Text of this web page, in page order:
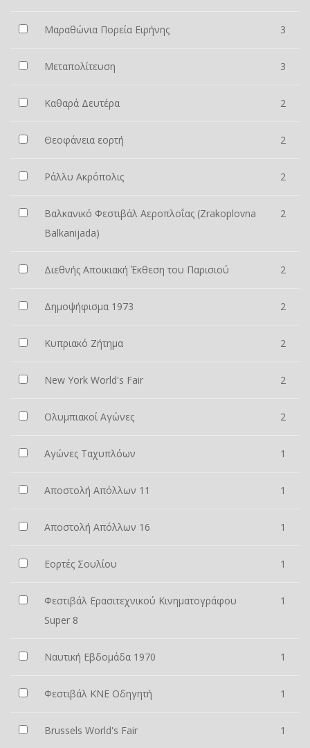
Μαραθώνια Πορεία Ειρήνης 3
Μεταπολίτευση 3
Καθαρά Δευτέρα 2
Θεοφάνεια εορτή 2
Ράλλυ Ακρόπολις 2
Βαλκανικό Φεστιβάλ Αεροπλοΐας (Zrakoplovna
Balkanijada)
2
Διεθνής Αποικιακή Έκθεση του Παρισιού 2
Δημοψήφισμα 1973 2
Κυπριακό Ζήτημα 2
New York World's Fair 2
Ολυμπιακοί Αγώνες 2
Αγώνες Ταχυπλόων 1
Αποστολή Απόλλων 11 1
Αποστολή Απόλλων 16 1
Εορτές Σουλίου 1
Φεστιβάλ Ερασιτεχνικού Κινηματογράφου
Super 8
1
Ναυτική Εβδομάδα 1970 1
Φεστιβάλ ΚΝΕ Οδηγητή 1
Brussels World's Fair 1